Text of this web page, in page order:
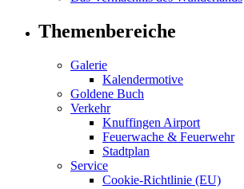
Themenbereiche
Galerie
Kalendermotive
Goldene Buch
Verkehr
Knuffingen Airport
Feuerwache & Feuerwehr
Stadtplan
Service
Cookie-Richtlinie (EU)